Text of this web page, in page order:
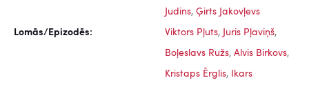
Judins, Ģirts Jakovļevs
Lomās/Epizodēs: Viktors Pļuts, Juris Pļaviņš,
Boļeslavs Ružs, Alvis Birkovs,
Kristaps Ērglis, Ikars